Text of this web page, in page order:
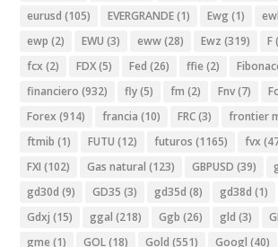
eurusd (105) EVERGRANDE(1) Ewg (1)
ewp (2) EWU (3) eww(28) Ewz (319) F
fcx (2) FDX(5) Fed (26) ffie (2)
financiero (932) fly(5) fm (2) Fnv(7)
Forex (914) francia (10) FRC(3) frontier
ftmib (1) FUTU (12) futuros (1165) fvx
FXI (102) Gas natural (123) GBPUSD (39)
gd30d (9) GD35 (3) gd35d (8) gd38d (1)
Gdxj (15) ggal (218) Ggb (26) gld (3)
gme (1) GOL(18) Gold (551) Googl (40)